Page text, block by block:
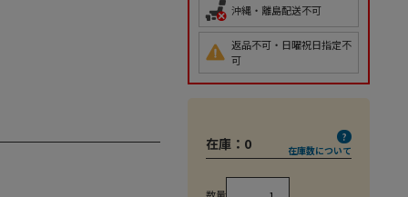
沖縄・離島配送不可
返品不可・日曜祝日指定不
可
在庫： 0 在庫数について